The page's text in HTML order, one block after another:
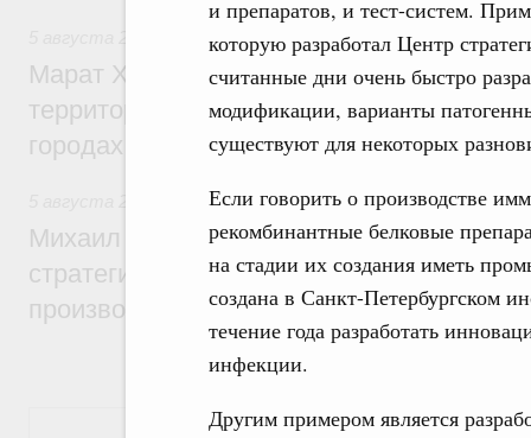
и препаратов, и тест-систем.
которую разработал Центр
считанные дни очень быстро
модификации, варианты
существуют для некоторых
Если говорить о производстве
рекомбинантные белковые
на стадии их создания иметь
создана в Санкт-Петербургском
течение года разработать
инфекции.
Другим примером является
Жилищная политика, рынок жилья
Марат Хуснуллин: Первые проекты
территорий в Донбассе и Новороссии
городах ДНР
Вопросы производительности труда и
Михаил Мишустин дал поручения по
стратегической сессии, посвящённой
производительности труда